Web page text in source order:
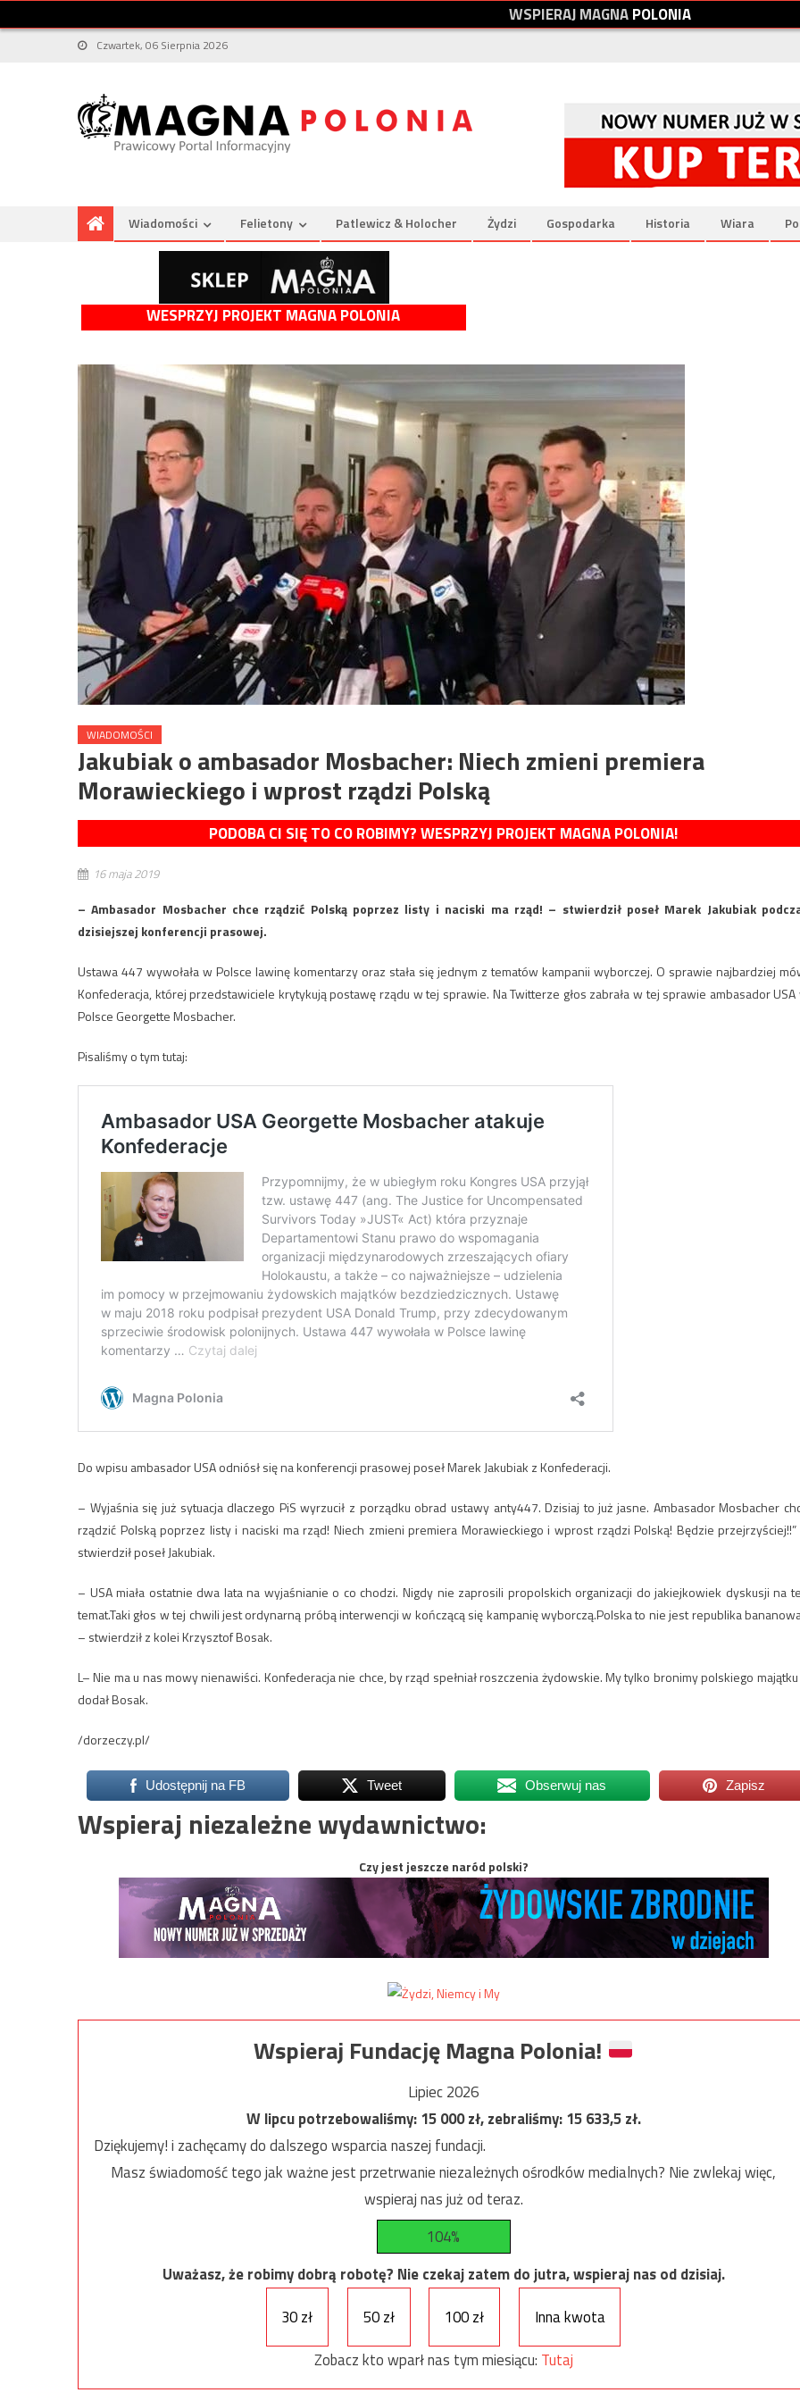
WSPIERAJMAGNAPOLONIA
Czwartek, 06 Sierpnia 2026
Wiadomości Felietony Patlewicz & Holocher Żydzi Gospodarka Historia Wiara
WESPRZYJ PROJEKT MAGNA POLONIA
WIADOMOŚCI
Jakubiak o ambasador Mosbacher: Niech zmieni premiera
Morawieckiego i wprost rządzi Polską
PODOBA CI SIĘ TO CO ROBIMY? WESPRZYJ PROJEKT MAGNA POLONIA!
16 maja 2019
– Ambasador Mosbacher chce rządzić Polską poprzez listy i naciski ma rząd! – stwierdził poseł Marek Jakubiak
dzisiejszej konferencji prasowej.
Ustawa 447 wywołała w Polsce lawinę komentarzy oraz stała się jednym z tematów kampanii wyborczej. O sprawie najbardziej
Konfederacja, której przedstawiciele krytykują postawę rządu w tej sprawie. Na Twitterze głos zabrała w tej sprawie ambasador USA
Polsce Georgette Mosbacher.
Pisaliśmy o tym tutaj:
Do wpisu ambasador USA odniósł się na konferencji prasowej poseł Marek Jakubiak z Konfederacji.
– Wyjaśnia się już sytuacja dlaczego PiS wyrzucił z porządku obrad ustawy anty447. Dzisiaj to już jasne. Ambasador Mosbacher
rządzić Polską poprzez listy i naciski ma rząd! Niech zmieni premiera Morawieckiego i wprost rządzi Polską! Będzie
stwierdził poseł Jakubiak.
– USA miała ostatnie dwa lata na wyjaśnianie o co chodzi. Nigdy nie zaprosili propolskich organizacji do jakiejkowiek dyskusji na
temat.Taki głos w tej chwili jest ordynarną próbą interwencji w kończącą się kampanię wyborczą.Polska to nie jest republika
– stwierdził z kolei Krzysztof Bosak.
L– Nie ma u nas mowy nienawiści. Konfederacja nie chce, by rząd spełniał roszczenia żydowskie. My tylko bronimy polskiego
dodał Bosak.
/dorzeczy.pl/
Udostępnij na FB Tweet Obserwuj nas Zapisz
Wspieraj niezależne wydawnictwo:
Czy jest jeszcze naród polski?
Wspieraj Fundację Magna Polonia!
Lipiec 2026
W lipcu potrzebowaliśmy:15 000zł, zebraliśmy:15 633,5zł.
Dziękujemy! i zachęcamy do dalszego wsparcia naszej fundacji.
Masz świadomość tego jak ważne jest przetrwanie niezależnych ośrodków medialnych? Nie zwlekaj więc,
wspieraj nas już od teraz.
104%
Uważasz, że robimy dobrą robotę? Nie czekaj zatem do jutra, wspieraj nas od dzisiaj.
30 zł
50 zł 100 zł
Inna kwota
Zobacz kto wparł nas tym miesiącu: Tutaj